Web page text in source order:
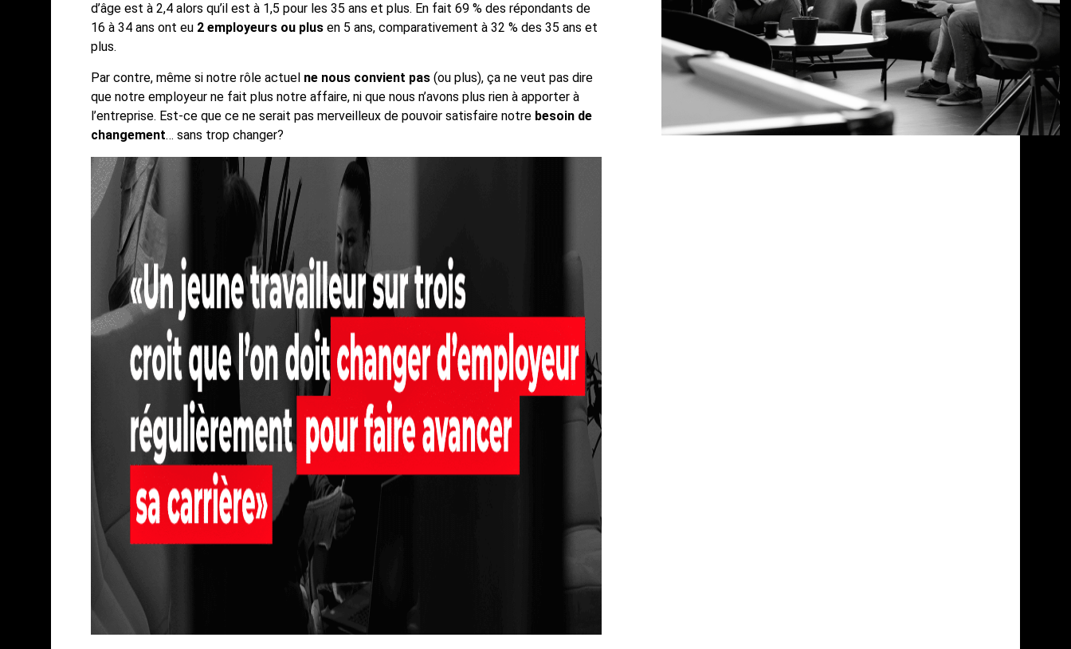
d’âge est à 2,4 alors qu’il est à 1,5 pour les 35 ans et plus. En fait 69 % des répondants de
16 à 34 ans ont eu 2 employeurs ou plus en 5 ans, comparativement à 32 % des 35 ans et
plus.
Par contre, même si notre rôle actuel ne nous convient pas (ou plus), ça ne veut pas dire
que notre employeur ne fait plus notre affaire, ni que nous n’avons plus rien à apporter à
l’entreprise. Est-ce que ce ne serait pas merveilleux de pouvoir satisfaire notre besoin de
changement… sans trop changer?